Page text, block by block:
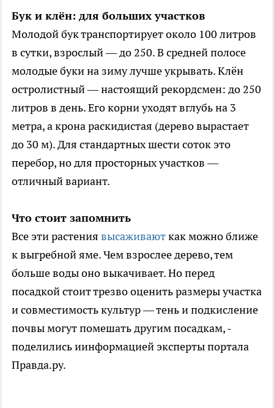
Бук и клён: для больших участков
Молодой бук транспортирует около 100 литров
в сутки, взрослый — до 250. В средней полосе
молодые буки на зиму лучше укрывать. Клён
остролистный — настоящий рекордсмен: до 250
литров в день. Его корни уходят вглубь на 3
метра, а крона раскидистая (дерево вырастает
до 30 м). Для стандартных шести соток это
перебор, но для просторных участков —
отличный вариант.
Что стоит запомнить
Все эти растения высаживаюткак можно ближе
к выгребной яме. Чем взрослее дерево, тем
больше воды оно выкачивает. Но перед
посадкой стоит трезво оценить размеры участка
и совместимость культур — тень и подкисление
почвы могут помешать другим посадкам, -
поделились иинформацией эксперты портала
Правда.ру.